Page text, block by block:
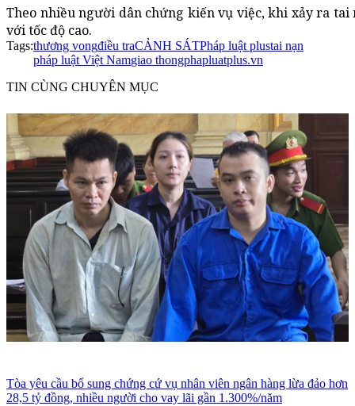
Theo nhiều người dân chứng kiến vụ việc, khi xảy ra tai
với tốc độ cao.
Tags:thương vongđiều traCẢNH SÁTPháp luật plustai nạn
pháp luật Việt Namgiao thongphapluatplus.vn
TIN CÙNG CHUYÊN MỤC
Tòa yêu cầu bổ sung chứng cứ vụ nhân viên ngân hàng lừa đảo hơn
28,5 tỷ đồng, nhiều người cho vay lãi gần 1.300%/năm